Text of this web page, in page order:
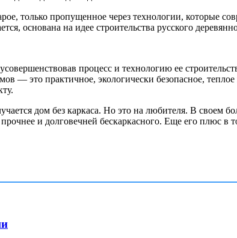
только пропущенное через технологии, которые
основана на идее строительства русского
процесс и технологию ее
— это практичное, экологически безопасное,
дом без каркаса. Но это на любителя. В своем
и долговечней бескаркасного. Еще его плюс в